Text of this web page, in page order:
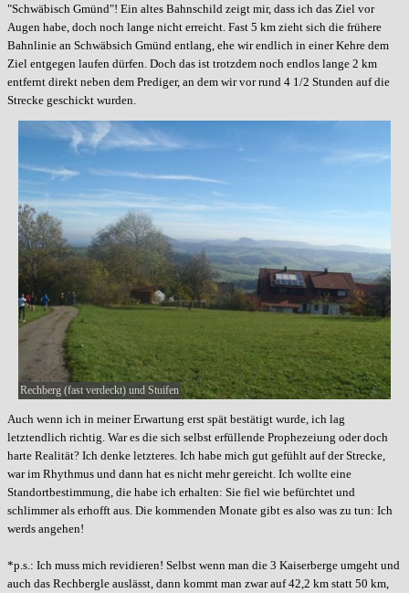
"Schwäbisch Gmünd"! Ein altes Bahnschild zeigt mir, dass ich das Ziel vor
Augen habe, doch noch lange nicht erreicht. Fast 5 km zieht sich die frühere
Bahnlinie an Schwäbsich Gmünd entlang, ehe wir endlich in einer Kehre dem
Ziel entgegen laufen dürfen. Doch das ist trotzdem noch endlos lange 2 km
entfernt direkt neben dem Prediger, an dem wir vor rund 4 1/2 Stunden auf die
Strecke geschickt wurden.
Rechberg (fast verdeckt) und Stuifen
Auch wenn ich in meiner Erwartung erst spät bestätigt wurde, ich lag
letztendlich richtig. War es die sich selbst erfüllende Prophezeiung oder doch
harte Realität? Ich denke letzteres. Ich habe mich gut gefühlt auf der Strecke,
war im Rhythmus und dann hat es nicht mehr gereicht. Ich wollte eine
Standortbestimmung, die habe ich erhalten: Sie fiel wie befürchtet und
schlimmer als erhofft aus. Die kommenden Monate gibt es also was zu tun: Ich
werds angehen!
*p.s.: Ich muss mich revidieren! Selbst wenn man die 3 Kaiserberge umgeht und
auch das Rechbergle auslässt, dann kommt man zwar auf 42,2 km statt 50 km,